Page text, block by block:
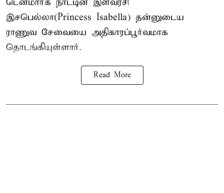
டென்மார்க் நாட்டின் இளவரசி
இசபெல்லா(Princess Isabella) தன்னுடைய
ராணுவ சேவையை அதிகாரப்பூர்வமாக
தொடங்கியுள்ளார்.
Read More